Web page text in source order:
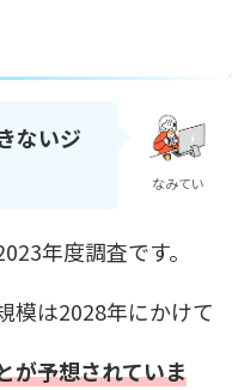
ないジ
なみてい
年度調査です。
模は2028年にかけて
が予想されていま